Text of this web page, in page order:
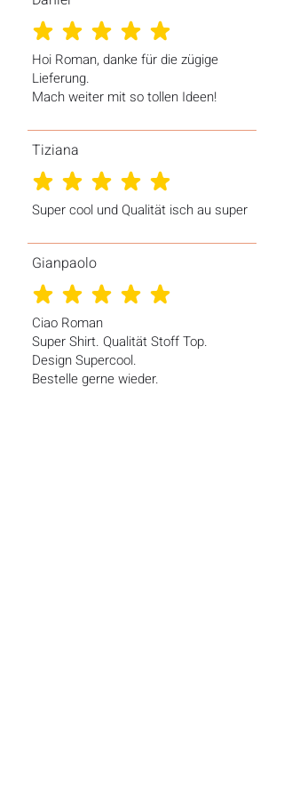
- Der Stoff dieses Produkts ist OEKO-
TEX Standard 100-zertifiziert und
PETA-zertifiziert
- Rohprodukt wird aus Bangladesch
bezogen
- Falls notwendig, auf niedriger Stufe
von der Innenseite aus bügeln.
Aufdrucke nicht bügeln.
- Nicht chemisch reinigen.
durchschnittliches Rating ist 5 von 5
Hoi Roman, danke für die zügige
Lieferung.
Mach weiter mit so tollen Ideen!
Tiziana
durchschnittliches Rating ist 5 von 5
Super cool und Qualität isch au super
Gianpaolo
durchschnittliches Rating ist 5 von 5
Ciao Roman
Super Shirt. Qualität Stoff Top.
Design Supercool.
Bestelle gerne wieder.